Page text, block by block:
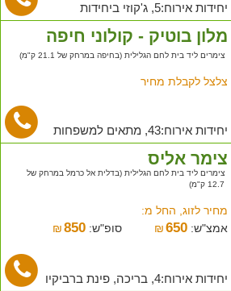
יחידות אירוח:5, ג'קוזי ביחידות
מלון בוטיק - קולוני חיפה
צימרים ליד בית לחם הגלילית (בחיפה במרחק של 21.1 ק"מ)
צלצל לקבלת מחיר
יחידות אירוח:43, מתאים למשפחות
צימר אליס
צימרים ליד בית לחם הגלילית (בדלית אל כרמל במרחק של
12.7 ק"מ)
מחיר לזוג, החל מ:
אמצ"ש:
₪650 סופ"ש: ₪ 850
יחידות אירוח:4, בריכה, פינת ברביקיו